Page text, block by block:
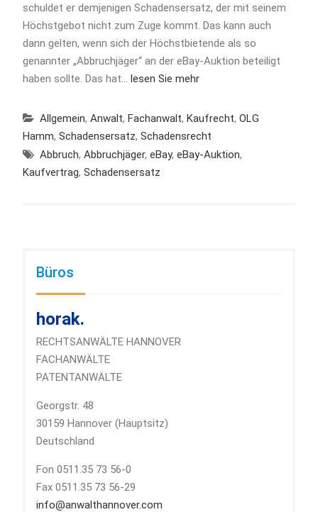
schuldet er demjenigen Schadensersatz, der mit seinem
Höchstgebot nicht zum Zuge kommt. Das kann auch
dann gelten, wenn sich der Höchstbietende als so
genannter „Abbruchjäger“ an der eBay-Auktion beteiligt
haben sollte. Das hat… lesen Sie mehr
Allgemein, Anwalt, Fachanwalt, Kaufrecht, OLG
Hamm, Schadensersatz, Schadensrecht
Abbruch, Abbruchjäger, eBay, eBay-Auktion,
Kaufvertrag, Schadensersatz
Büros
horak.
RECHTSANWÄLTE HANNOVER
FACHANWÄLTE
PATENTANWÄLTE
Georgstr. 48
30159 Hannover (Hauptsitz)
Deutschland
Fon 0511.35 73 56-0
Fax 0511.35 73 56-29
info@anwalthannover.com